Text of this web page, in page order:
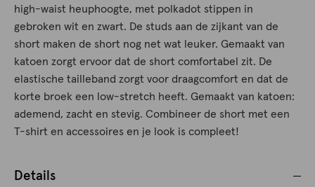
high-waist heuphoogte, met polkadot stippen in
gebroken wit en zwart. De studs aan de zijkant van de
short maken de short nog net wat leuker. Gemaakt van
katoen zorgt ervoor dat de short comfortabel zit. De
elastische tailleband zorgt voor draagcomfort en dat de
korte broek een low-stretch heeft. Gemaakt van katoen:
ademend, zacht en stevig. Combineer de short met een
T-shirt en accessoires en je look is compleet!
Details